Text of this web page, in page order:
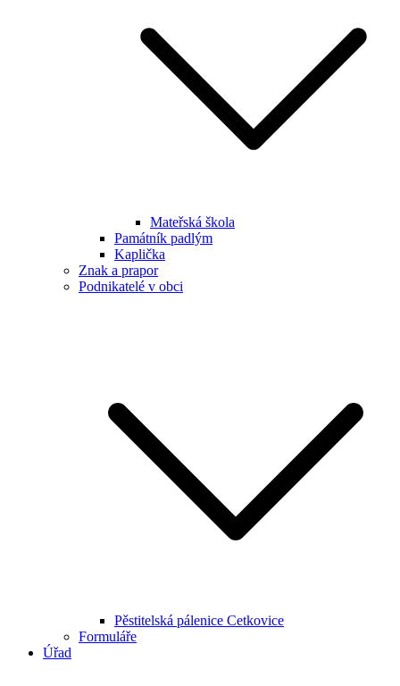
Mateřská škola
Památník padlým
Kaplička
Znak a prapor
Podnikatelé v obci
Pěstitelská pálenice Cetkovice
Formuláře
Úřad